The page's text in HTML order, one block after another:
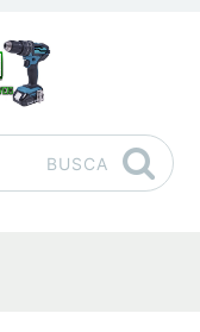
BUSCA